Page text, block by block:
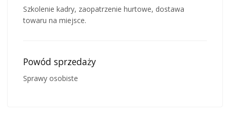
Szkolenie kadry, zaopatrzenie hurtowe, dostawa
towaru na miejsce.
Powód sprzedaży
Sprawy osobiste